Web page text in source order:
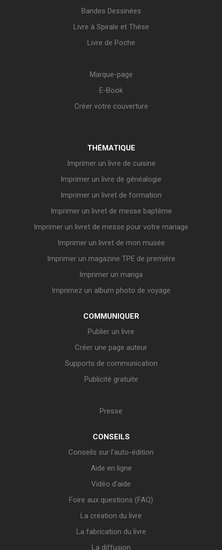
Bandes Dessinées
Livre à Spirale et Thèse
Livre de Poche
Marque-page
E-Book
Créer votre couverture
THÉMATIQUE
Imprimer un livre de cuisine
Imprimer un livre de généalogie
Imprimer un livret de formation
Imprimer un livret de messe baptême
Imprimer un livret de messe pour votre mariage
Imprimer un livret de mon musée
Imprimer un magazine TPE de première
Imprimer un manga
Imprimez un album photo de voyage
COMMUNIQUER
Publier un livre
Créer une page auteur
Supports de communication
Publicité gratuite
Presse
CONSEILS
Conseils sur l’auto-édition
Aide en ligne
Vidéo d’aide
Foire aux questions (FAQ)
La création du livre
La fabrication du livre
La diffusion